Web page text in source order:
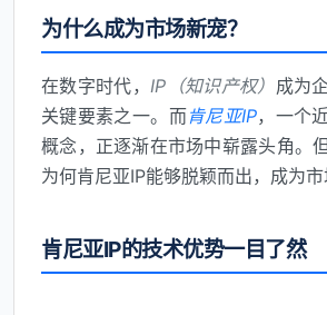
为什么成为市场新宠？
在数字时代，IP（知识产权） 成为
关键要素之一。而肯尼亚IP，一个
概念，正逐渐在市场中崭露头角。
为何肯尼亚IP能够脱颖而出，成为市
肯尼亚IP的技术优势一目了然